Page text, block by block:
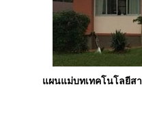
แผนแม่บทเทคโนโลยีส